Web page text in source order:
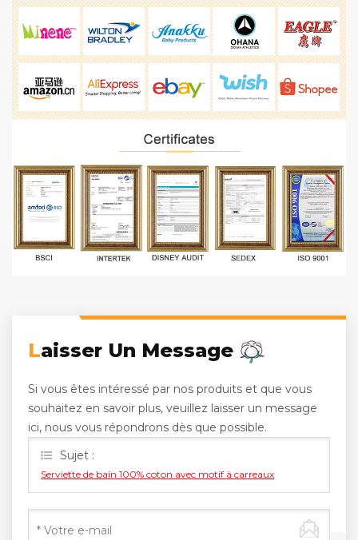
Laisser Un Message
Si vous êtes intéressé par nos produits et que vous
souhaitez en savoir plus, veuillez laisser un message
ici, nous vous répondrons dès que possible.
Sujet :
Serviette de bain 100% coton avec motif à carreaux